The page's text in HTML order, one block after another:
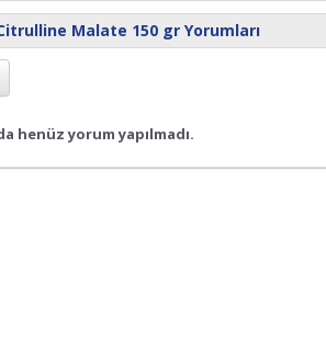
Malate 150 gr Yorumları
henüz yorum yapılmadı.